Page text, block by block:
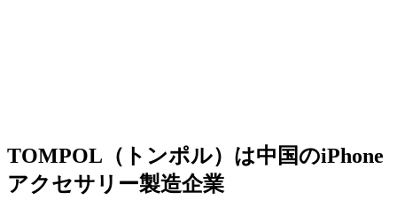
TOMPOL（トンポル）は中国のiPhone
アクセサリー製造企業